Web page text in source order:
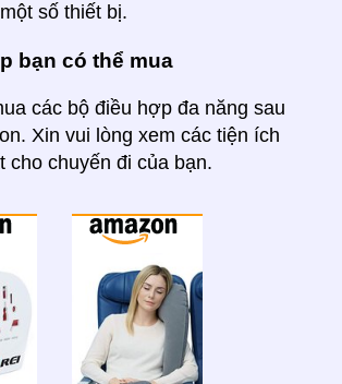
số thiết bị.
bạn có thể mua
các bộ điều hợp đa năng sau
Xin vui lòng xem các tiện ích
cho chuyến đi của bạn.